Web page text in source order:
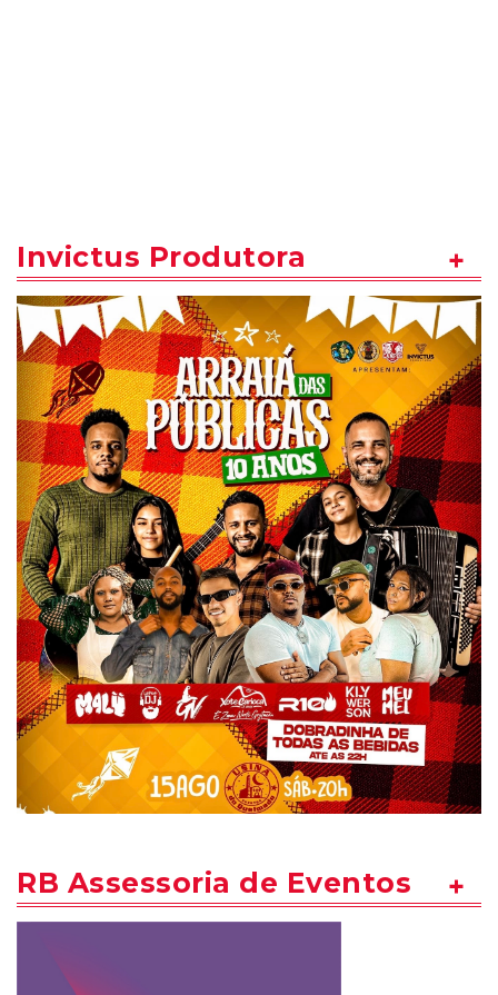
Invictus Produtora
RB Assessoria de Eventos